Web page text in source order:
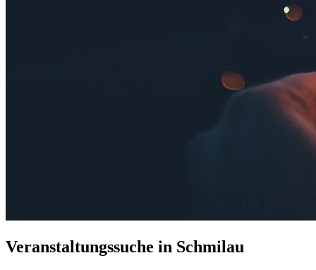
Veranstaltungssuche in Schmilau